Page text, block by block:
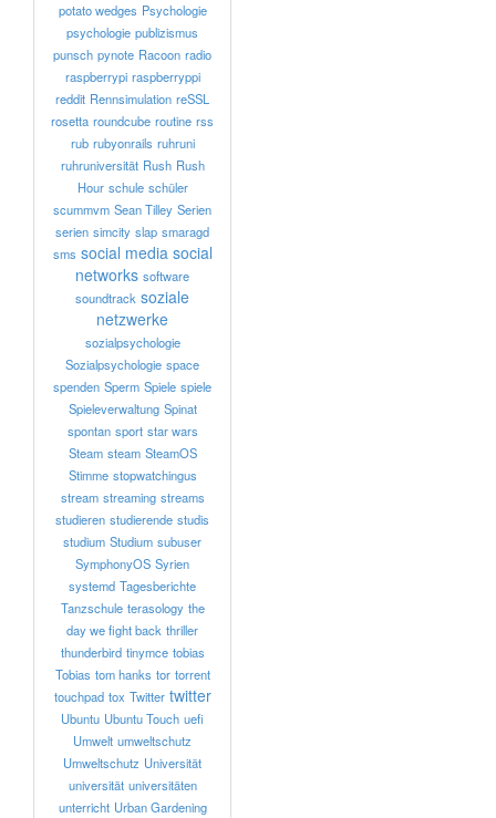
potato wedges Psychologie
psychologie publizismus
punsch pynote Racoon radio
raspberrypi raspberryppi
reddit Rennsimulation reSSL
rosetta roundcube routine rss
rub rubyonrails ruhruni
ruhruniversität Rush Rush
Hour schule schüler
scummvm Sean Tilley Serien
serien simcity slap smaragd
sms social media social
networks software
soundtrack soziale
netzwerke
sozialpsychologie
Sozialpsychologie space
spenden Sperm Spiele spiele
Spieleverwaltung Spinat
spontan sport star wars
Steam steam SteamOS
Stimme stopwatchingus
stream streaming streams
studieren studierende studis
studium Studium subuser
SymphonyOS Syrien
systemd Tagesberichte
Tanzschule terasology the
day we fight back thriller
thunderbird tinymce tobias
Tobias tom hanks tor torrent
touchpad tox Twitter twitter
Ubuntu Ubuntu Touch uefi
Umwelt umweltschutz
Umweltschutz Universität
universität universitäten
unterricht Urban Gardening